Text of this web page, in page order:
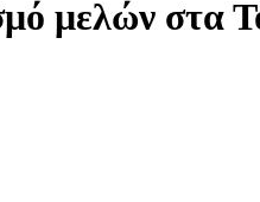
μελών στα